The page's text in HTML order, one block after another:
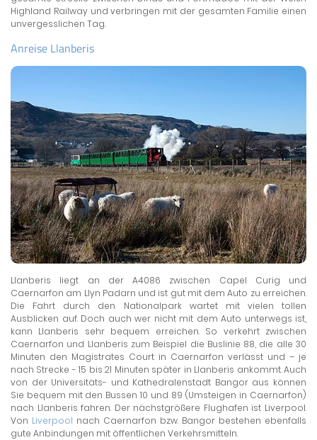
Highland Railway und verbringen mit der gesamten Familie einen
unvergesslichen Tag.
Anreise Llanberis
Llanberis liegt an der A4086 zwischen Capel Curig und
Caernarfon am Llyn Padarn und ist gut mit dem Auto zu erreichen.
Die Fahrt durch den Nationalpark wartet mit vielen tollen
Ausblicken auf. Doch auch wer nicht mit dem Auto unterwegs ist,
kann Llanberis sehr bequem erreichen. So verkehrt zwischen
Caernarfon und Llanberis zum Beispiel die Buslinie 88, die alle 30
Minuten den Magistrates Court in Caernarfon verlässt und – je
nach Strecke - 15 bis 21 Minuten später in Llanberis ankommt. Auch
von der Universitäts- und Kathedralenstadt Bangor aus können
Sie bequem mit den Bussen 10 und 89 (Umsteigen in Caernarfon)
nach Llanberis fahren. Der nächstgrößere Flughafen ist Liverpool.
Von Liverpool nach Caernarfon bzw. Bangor bestehen ebenfalls
gute Anbindungen mit öffentlichen Verkehrsmitteln.